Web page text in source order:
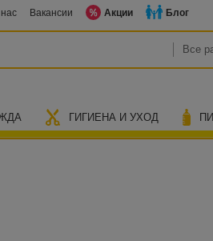
Вакансии Акции Блог
ГИГИЕНА И УХОД